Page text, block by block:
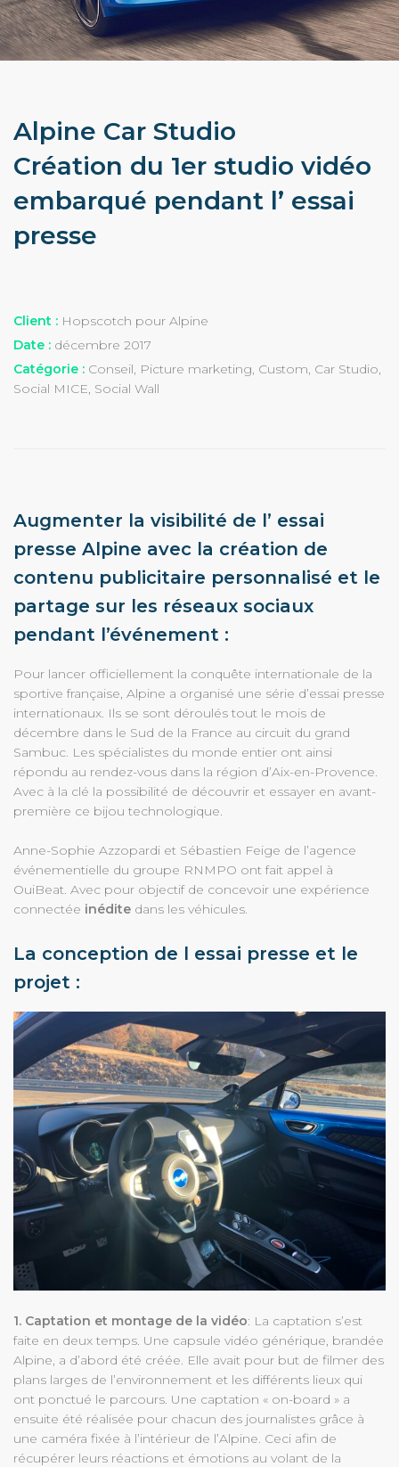
Alpine Car Studio
Création du 1er studio vidéo
embarqué pendant l’ essai
presse
Client : Hopscotch pour Alpine
Date : décembre 2017
Catégorie : Conseil, Picture marketing, Custom, Car Studio,
Social MICE, Social Wall
Augmenter la visibilité de l’ essai
presse Alpine avec la création de
contenu publicitaire personnalisé et le
partage sur les réseaux sociaux
pendant l’événement :
Pour lancer officiellement la conquête internationale de la
sportive française, Alpine a organisé une série d’essai presse
internationaux. Ils se sont déroulés tout le mois de
décembre dans le Sud de la France au circuit du grand
Sambuc. Les spécialistes du monde entier ont ainsi
répondu au rendez-vous dans la région d’Aix-en-Provence.
Avec à la clé la possibilité de découvrir et essayer en avant-
première ce bijou technologique.
Anne-Sophie Azzopardi et Sébastien Feige de l’agence
événementielle du groupe RNMPO ont fait appel à
OuiBeat. Avec pour objectif de concevoir une expérience
connectée inédite dans les véhicules.
La conception de l essai presse et le
projet :
1. Captation et montage de la vidéo: La captation s’est
faite en deux temps. Une capsule vidéo générique, brandée
Alpine, a d’abord été créée. Elle avait pour but de filmer des
plans larges de l’environnement et les différents lieux qui
ont ponctué le parcours. Une captation « on-board » a
ensuite été réalisée pour chacun des journalistes grâce à
une caméra fixée à l’intérieur de l’Alpine. Ceci afin de
récupérer leurs réactions et émotions au volant de la